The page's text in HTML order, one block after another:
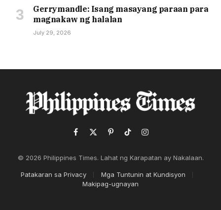
Gerrymandle: Isang masayang paraan para
magnakaw ng halalan
July 29, 2026
Facebook
X
PinterestTikTokInstagram
© 2026 Philippines Times. Lahat ng Karapatan ay Nakalaan.
Patakaran sa Privacy
Mga Tuntunin at Kundisyon
Makipag-ugnayan